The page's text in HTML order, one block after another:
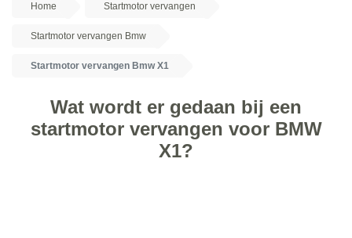
Home Startmotor vervangen
Startmotor vervangen Bmw
Startmotor vervangen Bmw X1
Wat wordt er gedaan bij een
startmotor vervangen voor BMW
X1?